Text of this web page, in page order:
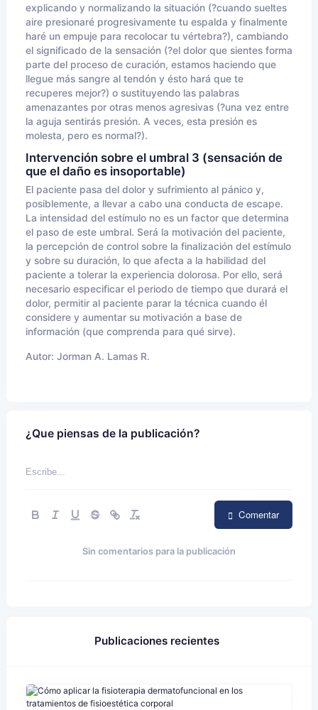
explicando y normalizando la situación (?cuando sueltes
aire presionaré progresivamente tu espalda y finalmente
haré un empuje para recolocar tu vértebra?), cambiando
el significado de la sensación (?el dolor que sientes forma
parte del proceso de curación, estamos haciendo que
llegue más sangre al tendón y ésto hará que te
recuperes mejor?) o sustituyendo las palabras
amenazantes por otras menos agresivas (?una vez entre
la aguja sentirás presión. A veces, esta presión es
molesta, pero es normal?).
Intervención sobre el umbral 3 (sensación de
que el daño es insoportable)
El paciente pasa del dolor y sufrimiento al pánico y,
posiblemente, a llevar a cabo una conducta de escape.
La intensidad del estímulo no es un factor que determina
el paso de este umbral. Será la motivación del paciente,
la percepción de control sobre la finalización del estímulo
y sobre su duración, lo que afecta a la habilidad del
paciente a tolerar la experiencia dolorosa. Por ello, será
necesario especificar el periodo de tiempo que durará el
dolor, permitir al paciente parar la técnica cuando él
considere y aumentar su motivación a base de
información (que comprenda para qué sirve).
Autor: Jorman A. Lamas R.
¿Que piensas de la publicación?
Comentar
Sin comentarios para la publicación
Publicaciones recientes